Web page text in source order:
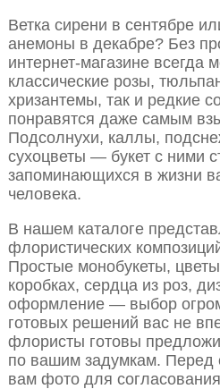
Ветка сирени в сентябре
анемоны в декабре? Без
интернет-магазине всегда
классические розы,
хризантемы, так и редкие
понравятся даже самым
Подсолнухи, каллы,
сухоцветы — букет с ними
запоминающихся в жизни
человека.
В нашем каталоге
флористических
Простые монобукеты,
коробках, сердца из роз,
оформление — выбор
готовых решений вас не
флористы готовы
по вашим задумкам. Перед
вам фото для